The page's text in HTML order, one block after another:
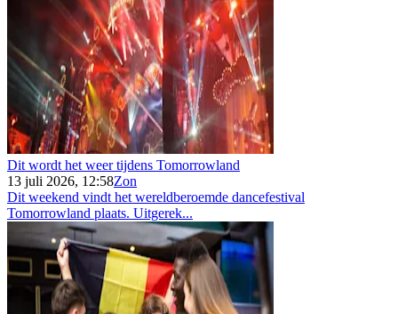
Dit wordt het weer tijdens Tomorrowland
13 juli 2026, 12:58Zon
Dit weekend vindt het wereldberoemde dancefestival
Tomorrowland plaats. Uitgerek...